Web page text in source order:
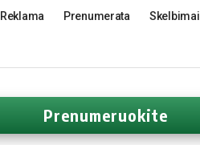
Reklama Prenumerata Skelbimai
Prenumeruokite